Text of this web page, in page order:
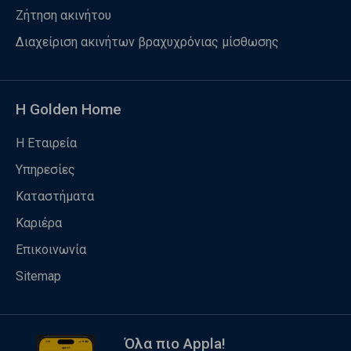
Ζήτηση ακινήτου
Διαχείριση ακινήτων βραχυχρόνιας μίσθωσης
Η Golden Home
Η Εταιρεία
Υπηρεσίες
Καταστήματα
Καριέρα
Επικοινωνία
Sitemap
Όλα πιο Appla!